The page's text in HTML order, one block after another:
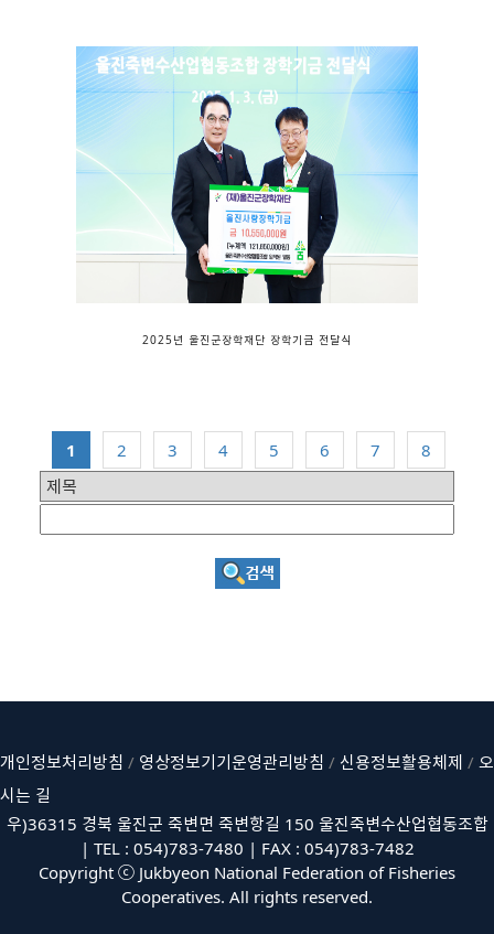
2025년 울진군장학재단 장학기금 전달식
1 2 3 4 5 6 7 8
개인정보처리방침 / 영상정보기기운영관리방침 / 신용정보활용체제 / 오
시는 길
우)36315 경북 울진군 죽변면 죽변항길 150 울진죽변수산업협동조합
| TEL : 054)783-7480 | FAX : 054)783-7482
Copyright ⓒ Jukbyeon National Federation of Fisheries
Cooperatives. All rights reserved.